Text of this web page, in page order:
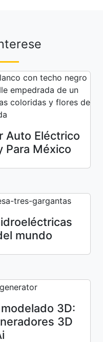
Auto Eléctrico
Para México
mundo
3D:
3D